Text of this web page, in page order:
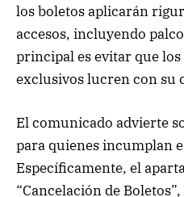
los boletos aplicarán
accesos, incluyendo
principal es evitar que los
exclusivos lucren con su
El comunicado advierte
para quienes incumplan
Específicamente, el
“Cancelación de